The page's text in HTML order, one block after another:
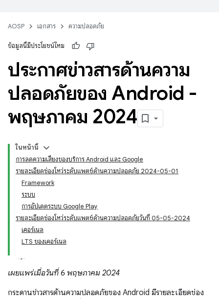
AOSP เอกสาร ความปลอดภัย
ข้อมูลนี้มีประโยชน์ไหม
ประกาศข่าวสารด้านความ
ปลอดภัยของ Android -
พฤษภาคม 2024
ในหน้านี้
การลดความเสี่ยงของบริการ Android และ Google
รายละเอียดช่องโหว่ระดับแพตช์ด้านความปลอดภัย 2024-05-01
Framework
ระบบ
การอัปเดตระบบ Google Play
รายละเอียดช่องโหว่ระดับแพตช์ด้านความปลอดภัยวันที่ 05-05-2024
เคอร์เนล
LTS ของเคอร์เนล
เผยแพร่เมื่อวันที่ 6 พฤษภาคม 2024
กระดานข่าวสารด้านความปลอดภัยของ Android มีรายละเอียดช่อง